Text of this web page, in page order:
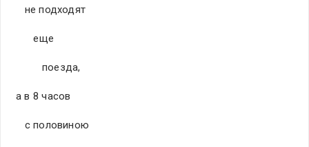
не подходят
еще
поезда,
а в 8 часов
с половиною